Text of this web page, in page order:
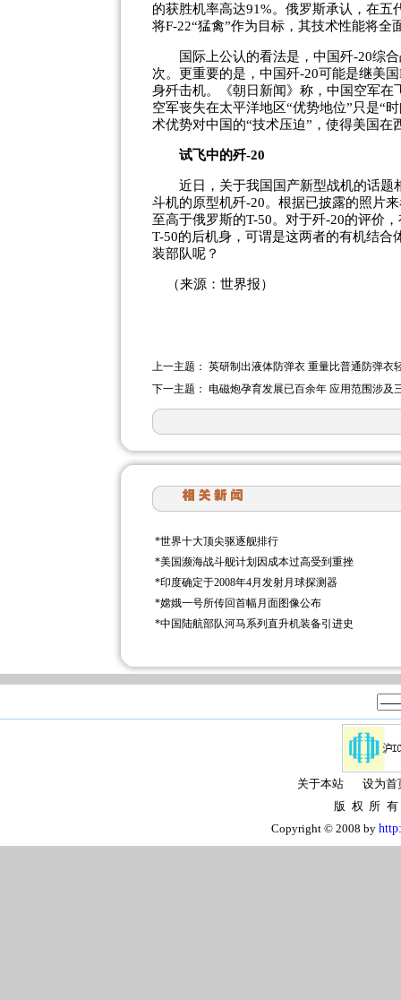
的获胜机率高达91%。俄罗斯承认，在
将F-22“猛禽”作为目标，其技术性能将全
国际上公认的看法是，中国歼-20综合
次。更重要的是，中国歼-20可能是继美
身歼击机。《朝日新闻》称，中国空军
空军丧失在太平洋地区“优势地位”只是“
术优势对中国的“技术压迫”，使得美国
试飞中的歼-20
近日，关于我国国产新型战机的话题
斗机的原型机歼-20。根据已披露的照片
至高于俄罗斯的T-50。对于歼-20的评价
T-50的后机身，可谓是这两者的有机结
装部队呢？
（来源：世界报）
上一主题： 英研制出液体防弹衣 重量比普通防弹衣
下一主题： 电磁炮孕育发展已百余年 应用范围涉及
*世界十大顶尖驱逐舰排行
*美国濒海战斗舰计划因成本过高受到重挫
*印度确定于2008年4月发射月球探测器
*嫦娥一号所传回首幅月面图像公布
*中国陆航部队河马系列直升机装备引进史